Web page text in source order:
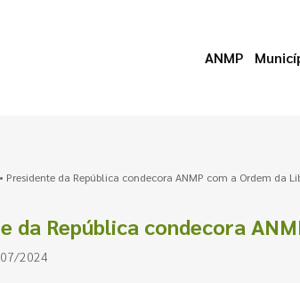
ANMP
Presidente da República condecora ANMP com a Ordem da
da República condecora
2024